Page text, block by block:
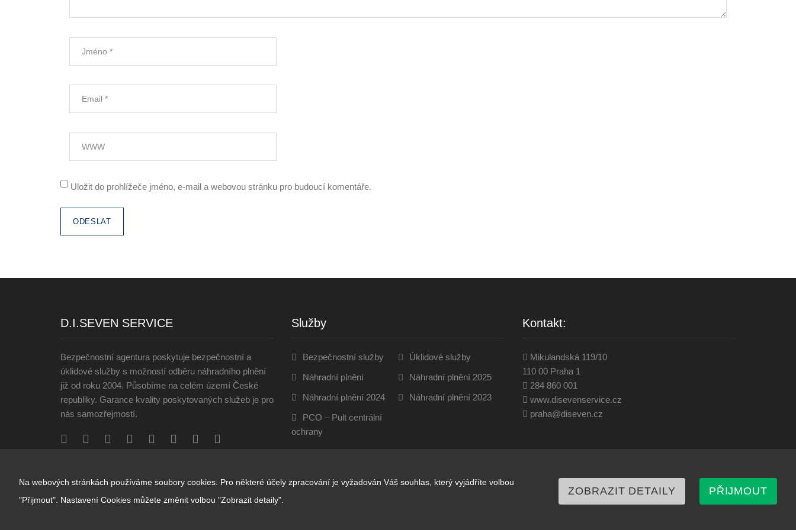
Uložit do prohlížeče jméno, e-mail a webovou stránku pro budoucí komentáře.
D.I.SEVEN SERVICE
Bezpečnostní agentura poskytuje bezpečnostní a
úklidové služby s možností odběru náhradního plnění
již od roku 2004. Působíme na celém území České
republiky. Garance kvality poskytovaných služeb je pro
nás samozřejmostí.
Služby
Bezpečnostní služby
Úklidové služby
Náhradní plnění
Náhradní plnění 2025
Náhradní plnění 2024
Náhradní plnění 2023
PCO – Pult centrální
ochrany
Kontakt:
Mikulandská 119/10
110 00 Praha 1
284 860 001
www.disevenservice.cz
praha@diseven.cz
© Copyright D.I.SEVEN SERVICE 2026. Created by . Všechna práva vyhrazena
Na webových stránkách používáme soubory cookies. Pro některé účely zpracování je vyžadován Váš souhlas, který vyjádříte volbou
"Přijmout". Nastavení Cookies můžete změnit volbou "Zobrazit detaily".
ZOBRAZIT DETAILY PŘIJMOUT